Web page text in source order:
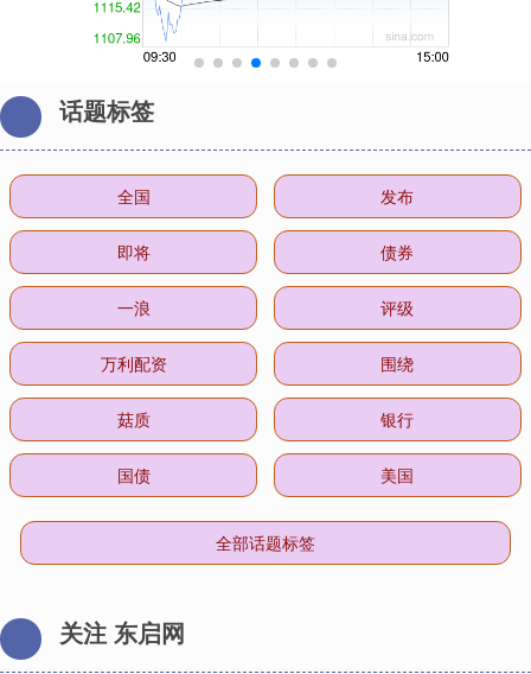
话题标签
全国 发布
即将 债券
一浪 评级
万利配资 围绕
菇质 银行
国债 美国
全部话题标签
关注 东启网